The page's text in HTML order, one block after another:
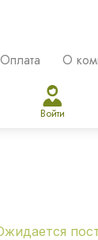
О
Войти